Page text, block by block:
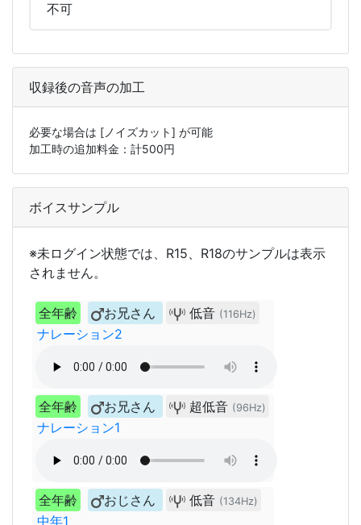
不可
収録後の音声の加工
必要な場合は [ノイズカット] が可能
加工時の追加料金：計500円
ボイスサンプル
※未ログイン状態では、R15、R18のサンプルは表示
されません。
全年齢 お兄さん 低音 (116Hz)
ナレーション2
全年齢 お兄さん 超低音 (96Hz)
ナレーション1
全年齢 おじさん 低音 (134Hz)
中年1